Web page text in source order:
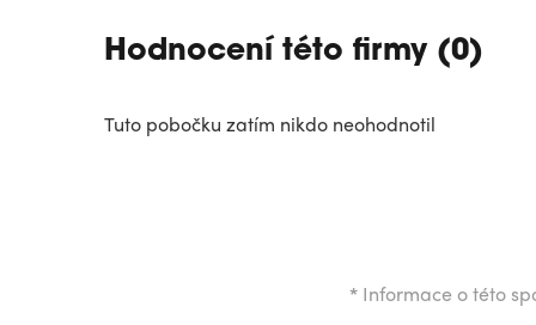
Hodnocení této firmy (0)
Tuto pobočku zatím nikdo neohodnotil
* Informace o této